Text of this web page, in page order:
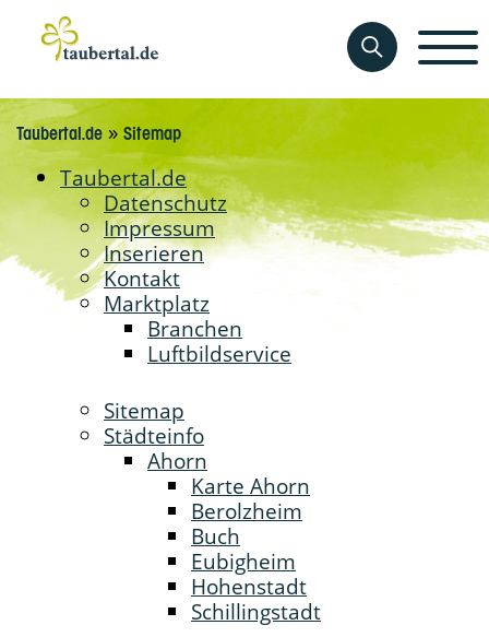
Taubertal.de »Sitemap
Taubertal.de
Datenschutz
Impressum
Inserieren
Kontakt
Marktplatz
Branchen
Luftbildservice
Sitemap
Städteinfo
Ahorn
Karte Ahorn
Berolzheim
Buch
Eubigheim
Hohenstadt
Schillingstadt